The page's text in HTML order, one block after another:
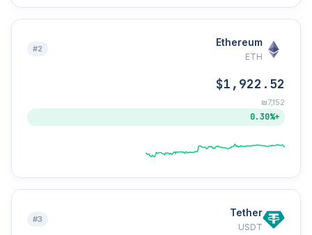
Ethereum
ETH
#2
$1,922.52
₪7,152
+0.30%
Tether
USDT
#3